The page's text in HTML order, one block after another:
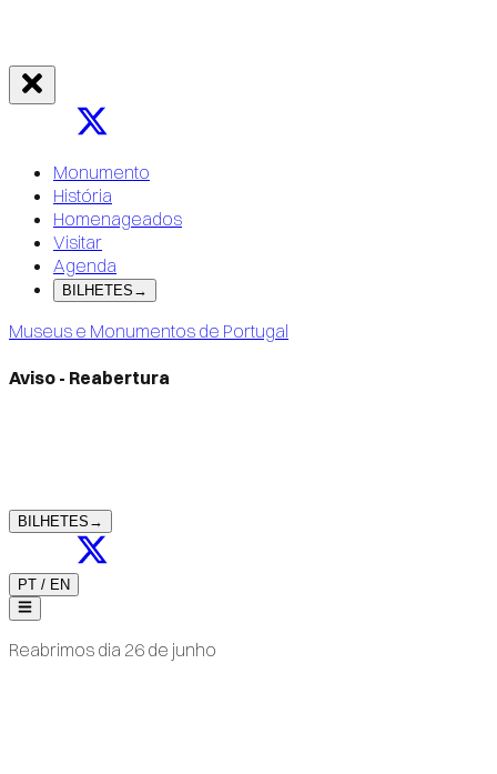
Monumento
História
Homenageados
Visitar
Agenda
BILHETES →
Museus e Monumentos de Portugal
Aviso - Reabertura
BILHETES →
PT / EN
Reabrimos dia 26 de junho